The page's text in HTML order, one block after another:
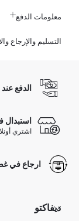
معلومات الدفع
التسليم والإرجاع
الدفع عند
استبدال
اشتري
ارجاع في غضون
ديفاكتو